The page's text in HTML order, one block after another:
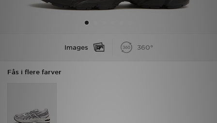
Images 360°
Fås i flere farver